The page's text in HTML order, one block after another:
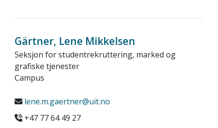
Gärtner, Lene Mikkelsen
Seksjon for studentrekruttering, marked og
grafiske tjenester
Campus
lene.m.gaertner@uit.no
+47 77 64 49 27